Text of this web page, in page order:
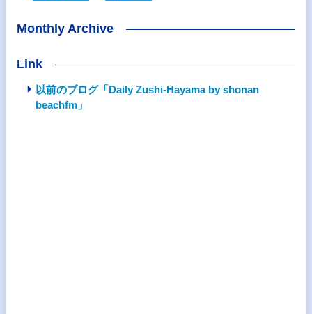
Monthly Archive
Link
以前のブログ「Daily Zushi-Hayama by shonan
beachfm」